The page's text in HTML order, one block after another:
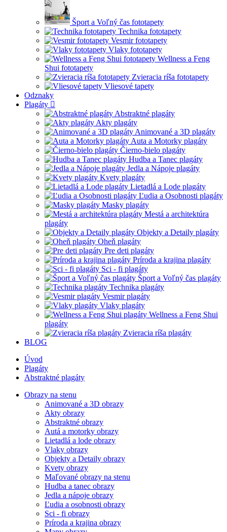
Šport a Voľný čas fototapety
Technika fototapety
Vesmir fototapety
Vlaky fototapety
Wellness a Feng
Shui fototapety
Zvieracia ríša fototapety
Vliesové tapety
Odznaky
Plagáty
Abstraktné plagáty
Akty plagáty
Animované a 3D plagáty
Auta a Motorky plagáty
Čierno-bielo plagáty
Hudba a Tanec plagáty
Jedla a Nápoje plagáty
Kvety plagáty
Lietadlá a Lode plagáty
Ľudia a Osobnosti plagáty
Masky plagáty
Mestá a architektúra
plagáty
Objekty a Detaily plagáty
Oheň plagáty
Pre deti plagáty
Príroda a krajina plagáty
Sci - fi plagáty
Šport a Voľný čas plagáty
Technika plagáty
Vesmir plagáty
Vlaky plagáty
Wellness a Feng Shui
plagáty
Zvieracia ríša plagáty
BLOG
Úvod
Plagáty
Abstraktné plagáty
Obrazy na stenu
Animované a 3D obrazy
Akty obrazy
Abstraktné obrazy
Autá a motorky obrazy
Lietadlá a lode obrazy
Vlaky obrazy
Objekty a Detaily obrazy
Kvety obrazy
Maľované obrazy na stenu
Hudba a tanec obrazy
Jedla a nápoje obrazy
Ľudia a osobnosti obrazy
Sci - fi obrazy
Príroda a krajina obrazy